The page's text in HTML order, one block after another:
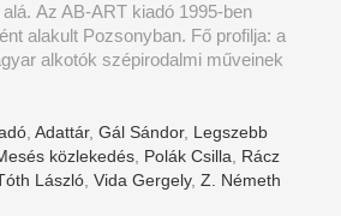
Az AB-ART kiadó 1995-ben
alakult Pozsonyban. Fő profilja: a
alkotók szépirodalmi műveinek
Adattár, Gál Sándor, Legszebb
közlekedés Polák Csilla
Rácz
László Vida Gergely, Z. Németh